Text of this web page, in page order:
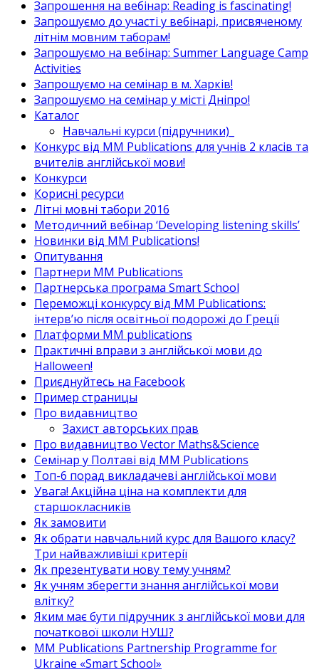
Запрошення на вебінар: Reading is fascinating!
Запрошуємо до участі у вебінарі, присвяченому
літнім мовним таборам!
Запрошуємо на вебінар: Summer Language Camp
Activities
Запрошуємо на семінар в м. Харків!
Запрошуємо на семінар у місті Дніпро!
Каталог
Навчальні курси (підручники)_
Конкурс від MM Publications для учнів 2 класів та
вчителів англійської мови!
Конкурси
Корисні ресурси
Літні мовні табори 2016
Методичний вебінар ‘Developing listening skills’
Новинки від MM Publications!
Опитування
Партнери MM Publications
Партнерська програма Smart School
Переможці конкурсу від MM Publications:
інтерв’ю після освітньої подорожі до Греції
Платформи MM publications
Практичні вправи з англійської мови до
Halloween!
Приєднуйтесь на Facebook
Пример страницы
Про видавництво
Захист авторських прав
Про видавництво Vector Maths&Science
Семінар у Полтаві від MM Publications
Топ-6 порад викладачеві англійської мови
Увага! Акційна ціна на комплекти для
старшокласників
Як замовити
Як обрати навчальний курс для Вашого класу?
Три найважливіші критерії
Як презентувати нову тему учням?
Як учням зберегти знання англійської мови
влітку?
Яким має бути підручник з англійської мови для
початкової школи НУШ?
MM Publications Partnership Programme for
Ukraine «Smart School»